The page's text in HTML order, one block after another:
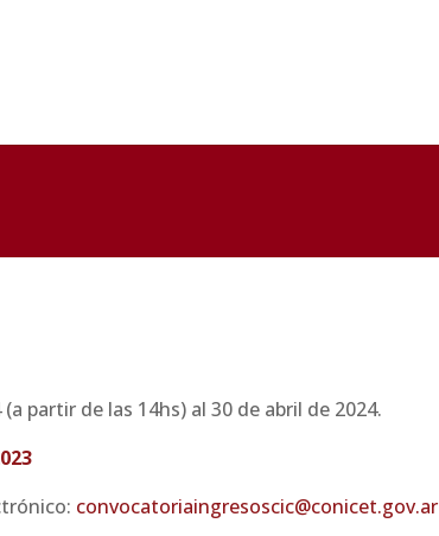
partir de las 14hs) al 30 de abril de 2024.
convocatoriaingresoscic@conicet.gov.ar